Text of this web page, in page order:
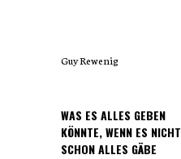
Guy Rewenig
WAS ES ALLES GEBEN
KÖNNTE, WENN ES NICHT
SCHON ALLES GÄBE